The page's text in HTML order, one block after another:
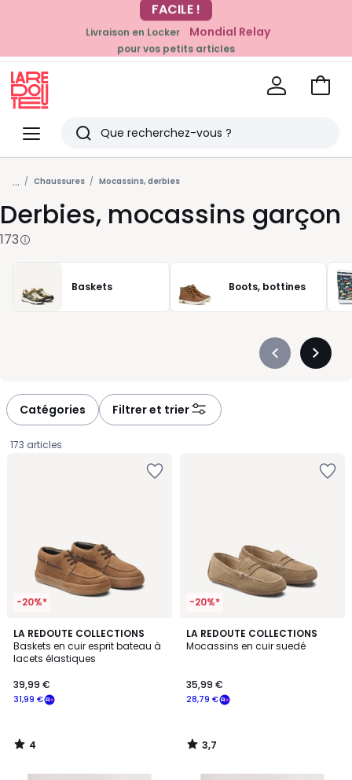
EN CE MOMENT
-20% dès 39€*
Livraison en Locker Mondial Relay
pour vos petits articles
Menu
Redoute
Rechercher
Derniers
articles
vus
Voir
... Chaussures Mocassins, derbies
Derbies, mocassins garçon
173
Baskets Boots, bottines
Précédent
Catégories Filtrer et trier
173 articles
-20%*
LA REDOUTE COLLECTIONS
Baskets en cuir esprit bateau à
lacets élastiques
€
souscrivez
notre
programme
31,99 €
39,99 €
4
/
5
4
/
-20%*
LA REDOUTE COLLECTIONS
Mocassins en cuir suedé
28,79 €
35,99 €
3,7
/ 5
3,7
/